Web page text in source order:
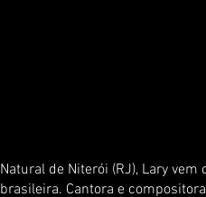
Natural de Niterói (RJ), Lary
brasileira. Cantora e